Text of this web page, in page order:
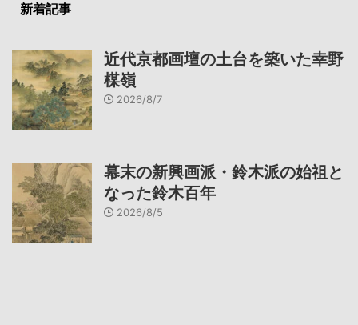
新着記事
近代京都画壇の土台を築いた幸野
楳嶺
2026/8/7
幕末の新興画派・鈴木派の始祖と
なった鈴木百年
2026/8/5